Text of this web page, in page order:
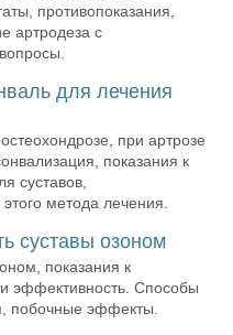
противопоказания,
артродеза с
для лечения
при артрозе
показания к
суставов,
метода лечения.
суставы озоном
показания к
эффективность. Способы
побочные эффекты.